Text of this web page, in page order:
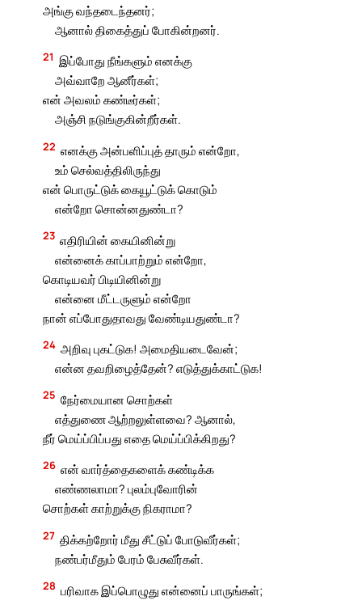
அங்கு வந்தடைந்தனர்;
ஆனால் திகைத்துப் போகின்றனர்.
21 இப்போது நீங்களும் எனக்கு
அவ்வாறே ஆனீர்கள்;
என் அவலம் கண்டீர்கள்;
அஞ்சி நடுங்குகின்றீர்கள்.
22 எனக்கு அன்பளிப்புத் தாரும் என்றோ,
உம் செல்வத்திலிருந்து
என் பொருட்டுக் கையூட்டுக் கொடும்
என்றோ சொன்னதுண்டா?
23 எதிரியின் கையினின்று
என்னைக் காப்பாற்றும் என்றோ,
கொடியவர் பிடியினின்று
என்னை மீட்டருளும் என்றோ
நான் எப்போதுதாவது வேண்டியதுண்டா?
24 அறிவு புகட்டுக! அமைதியடைவேன்;
என்ன தவறிழைத்தேன்? எடுத்துக்காட்டுக!
25 நேர்மையான சொற்கள்
எத்துணை ஆற்றலுள்ளவை? ஆனால்,
நீர் மெய்ப்பிப்பது எதை மெய்ப்பிக்கிறது?
26 என் வார்த்தைகளைக் கண்டிக்க
எண்ணலாமா? புலம்புவோரின்
சொற்கள் காற்றுக்கு நிகராமா?
27 திக்கற்றோர் மீது சீட்டுப் போடுவீர்கள்;
நண்பர்மீதும் பேரம் பேசுவீர்கள்.
28 பரிவாக இப்பொழுது என்னைப் பாருங்கள்;